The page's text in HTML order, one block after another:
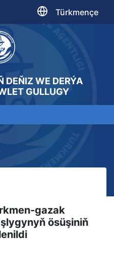
Türkmençe
DEŇIZ WE DERÝA
GULLUGY
gazak
ösüşiniň